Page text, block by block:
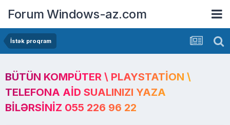
Forum Windows-az.com
İstək proqram
BÜTÜN KOMPÜTER \ PLAYSTATION \
TELEFONA AID SUALINIZI YAZA
BILƏRSINIZ 055 226 96 22